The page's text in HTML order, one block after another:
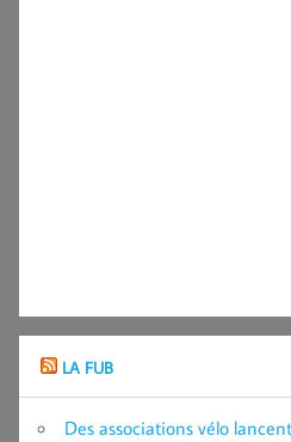
LA FUB
Des associations vélo